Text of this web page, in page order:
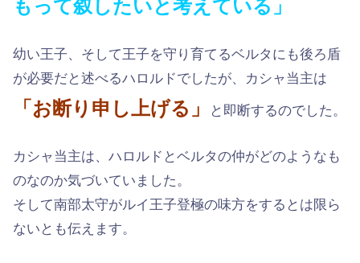
もって叙したいと考えている」
幼い王子、そして王子を守り育てるベルタにも後ろ盾
が必要だと述べるハロルドでしたが、カシャ当主は
「お断り申し上げる」 と即断するのでした。
カシャ当主は、ハロルドとベルタの仲がどのようなも
のなのか気づいていました。
そして南部太守がルイ王子登極の味方をするとは限ら
ないとも伝えます。